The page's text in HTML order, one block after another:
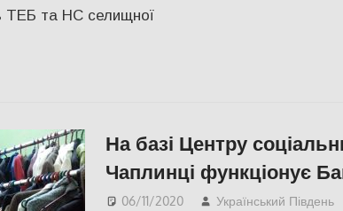
ТЕБ та НС селищної
На базі Центру
Чаплинці функціонує
06/11/2020 Український Південь